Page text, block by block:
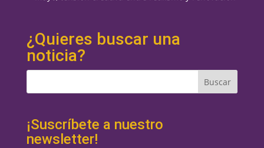
¿Quieres buscar una
noticia?
¡Suscríbete a nuestro
newsletter!